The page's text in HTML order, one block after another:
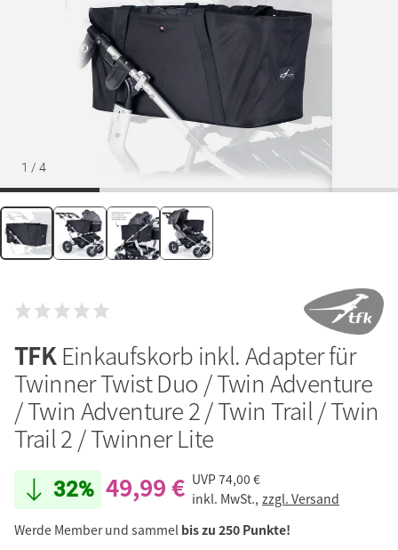
1 / 4
TFKEinkaufskorb inkl. Adapter für
Twinner Twist Duo / Twin Adventure
/ Twin Adventure 2 / Twin Trail / Twin
Trail 2 / Twinner Lite
32% 49,99 € UVP74,00 €
inkl. MwSt., zzgl. Versand
Werde Member und sammel bis zu 250 Punkte!